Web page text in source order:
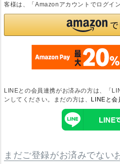
客様は、「Amazonアカウントでログイ
LINEとの会員連携がお済みの方は、「
ンしてください。まだの方は、 LINEと会
まだご登録がお済みでない